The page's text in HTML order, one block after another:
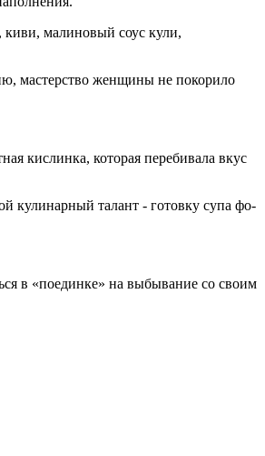
киви, малиновый соус кули,
мастерство женщины не покорило
кислинка, которая перебивала вкус
кулинарный талант - готовку супа фо-
в «поединке» на выбывание со своим